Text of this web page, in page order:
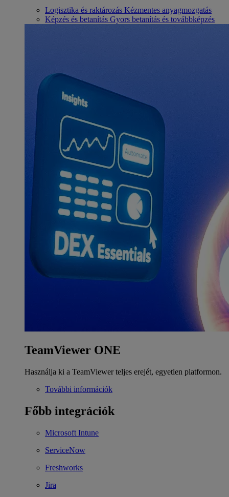
Logisztika és raktározás Kézmentes anyagmozgatás
Képzés és betanítás Gyors betanítás és továbbképzés
TeamViewer ONE
Használja ki a TeamViewer teljes erejét, egyetlen platformon.
További információk
Főbb integrációk
Microsoft Intune
ServiceNow
Freshworks
Jira